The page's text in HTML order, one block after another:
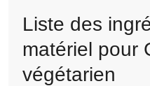
Liste des
matériel pour
végétarien